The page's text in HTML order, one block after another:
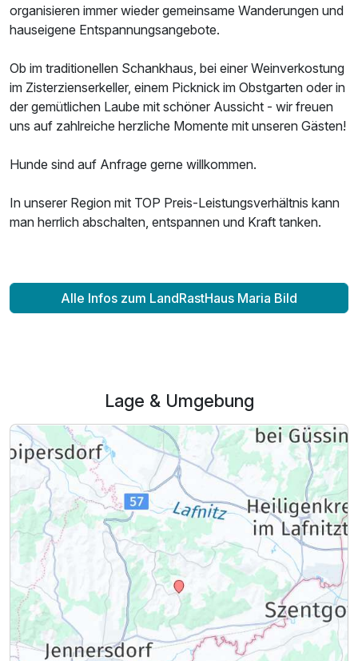
Ausstattung
Zusatznächte
Für 3 Tage p.P. ab 175,00 €
Doppelzimmer Panorama
organisieren immer wieder gemeinsame Wanderungen und
hauseigene Entspannungsangebote.
Ob im traditionellen Schankhaus, bei einer Weinverkostung
im Zisterzienserkeller, einem Picknick im Obstgarten oder in
der gemütlichen Laube mit schöner Aussicht - wir freuen
uns auf zahlreiche herzliche Momente mit unseren Gästen!
Hunde sind auf Anfrage gerne willkommen.
In unserer Region mit TOP Preis-Leistungsverhältnis kann
man herrlich abschalten, entspannen und Kraft tanken.
Alle Infos zum LandRastHaus Maria Bild
Lage & Umgebung